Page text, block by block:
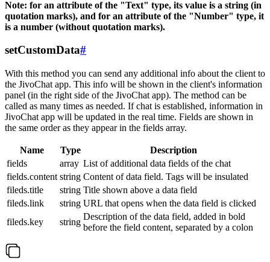
Note: for an attribute of the "Text" type, its value is a string (in
quotation marks), and for an attribute of the "Number" type, it
is a number (without quotation marks).
setCustomData#
With this method you can send any additional info about the client to
the JivoChat app. This info will be shown in the client's information
panel (in the right side of the JivoChat app). The method can be
called as many times as needed. If chat is established, information in
JivoChat app will be updated in the real time. Fields are shown in
the same order as they appear in the fields array.
Name Type
Description
fields
array List of additional data fields of the chat
fields.content string Content of data field. Tags will be insulated
fileds.title
string Title shown above a data field
fileds.link
string URL that opens when the data field is clicked
fileds.key
string
Description of the data field, added in bold
before the field content, separated by a colon